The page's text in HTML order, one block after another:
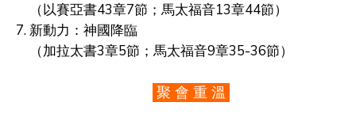
（以賽亞書43章7節；馬太福音13章44節）
7. 新動力：神國降臨
（加拉太書3章5節；馬太福音9章35-36節）
聚 會 重 溫